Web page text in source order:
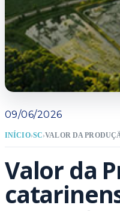
09/06/2026
INÍCIO›SC›
Valor da